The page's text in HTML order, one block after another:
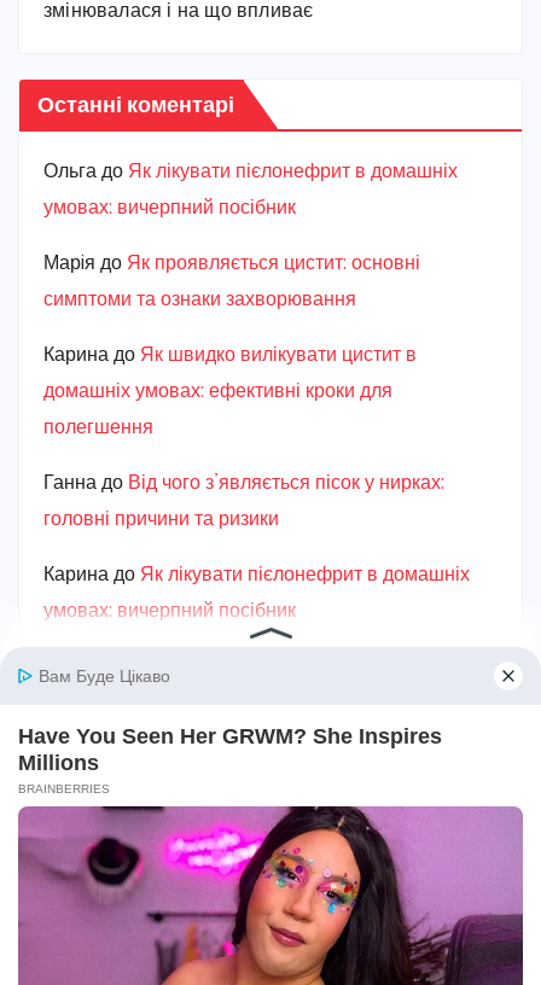
змінювалася і на що впливає
Останні коментарі
Ольга до Як лікувати пієлонефрит в домашніх
умовах: вичерпний посібник
Марiя до Як проявляється цистит: основні
симптоми та ознаки захворювання
Карина до Як швидко вилікувати цистит в
домашніх умовах: ефективні кроки для
полегшення
Ганна до Від чого з’являється пісок у нирках:
головні причини та ризики
Карина до Як лікувати пієлонефрит в домашніх
умовах: вичерпний посібник
Авто та мототехніка
Алкоголь
Без категорії
Біографії та історії життя